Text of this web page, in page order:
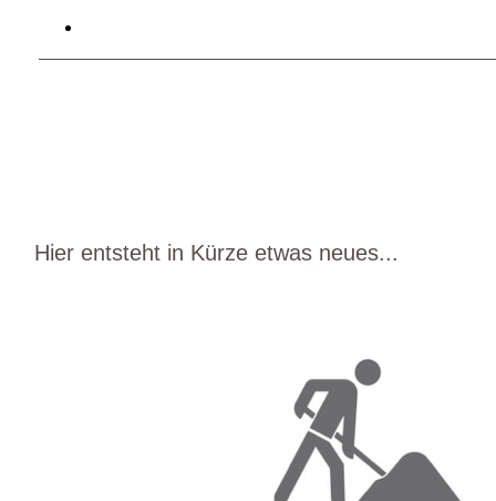
Hier entsteht in Kürze etwas neues...